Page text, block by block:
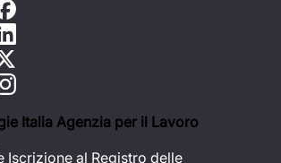
Italia Agenzia per il Lavoro
Iscrizione al Registro delle